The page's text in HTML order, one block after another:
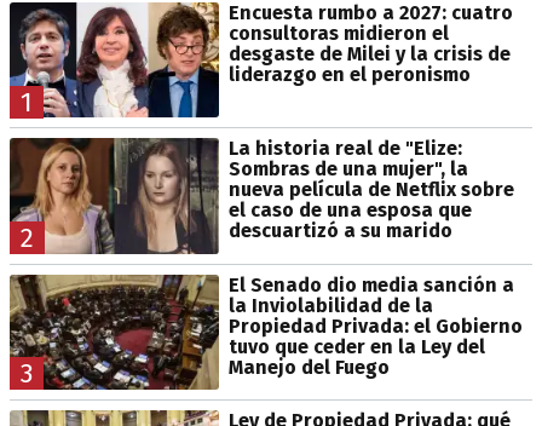
1
Encuesta rumbo a 2027: cuatro
consultoras midieron el
desgaste de Milei y la crisis de
liderazgo en el peronismo
2
La historia real de "Elize:
Sombras de una mujer", la
nueva película de Netflix sobre
el caso de una esposa que
descuartizó a su marido
3
El Senado dio media sanción a
la Inviolabilidad de la
Propiedad Privada: el Gobierno
tuvo que ceder en la Ley del
Manejo del Fuego
Ley de Propiedad Privada: qué